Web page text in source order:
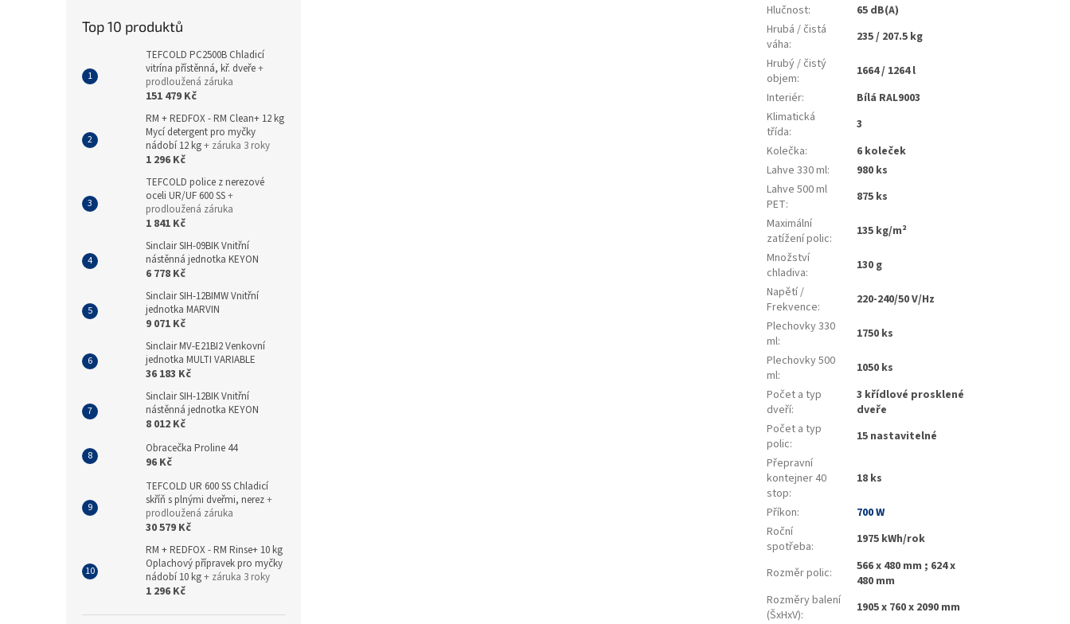
Top 10 produktů
TEFCOLD PC2500B Chladicí
vitrína přístěnná, kř. dveře+
prodloužená záruka
151 479 Kč
RM + REDFOX - RM Clean+ 12 kg
Mycí detergent pro myčky
nádobí 12 kg+ záruka 3 roky
1 296 Kč
TEFCOLD police z nerezové
oceli UR/UF 600 SS+
prodloužená záruka
1 841 Kč
Sinclair SIH-09BIK Vnitřní
nástěnná jednotka KEYON
6 778 Kč
Sinclair SIH-12BIMW Vnitřní
jednotka MARVIN
9 071 Kč
Sinclair MV-E21BI2 Venkovní
jednotka MULTI VARIABLE
36 183 Kč
Sinclair SIH-12BIK Vnitřní
nástěnná jednotka KEYON
8 012 Kč
Obracečka Proline 44
96 Kč
TEFCOLD UR 600 SS Chladicí
skříň s plnými dveřmi, nerez+
prodloužená záruka
30 579 Kč
RM + REDFOX - RM Rinse+ 10 kg
Oplachový přípravek pro myčky
nádobí 10 kg+ záruka 3 roky
1 296 Kč
Hlučnost:
65 dB(A)
Hrubá / čistá
váha:
235 / 207.5 kg
Hrubý / čistý
objem:
1664 / 1264 l
Interiér:
Bílá RAL9003
Klimatická
třída:
3
Kolečka:
6 koleček
Lahve 330 ml:
980 ks
Lahve 500 ml
PET:
875 ks
Maximální
zatížení polic:
135 kg/m²
Množství
chladiva:
130 g
Napětí /
Frekvence:
220-240/50 V/Hz
Plechovky 330
ml:
1750 ks
Plechovky 500
ml:
1050 ks
Počet a typ
dveří:
3 křídlové prosklené
dveře
Počet a typ
polic:
15 nastavitelné
Přepravní
kontejner 40
stop:
18 ks
Příkon:
700 W
Roční
spotřeba: 1975 kWh/rok
Rozměr polic:
566 x 480 mm ; 624 x
480 mm
Rozměry balení
(ŠxHxV):
1905 x 760 x 2090 mm